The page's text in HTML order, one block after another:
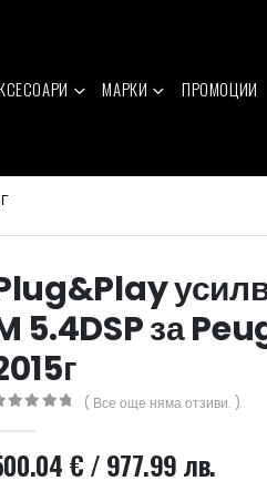
МАРКИ ПРОМОЦИИ
5.4DSP за
( Все още няма отзиви. )
€/ 977.99 лв.